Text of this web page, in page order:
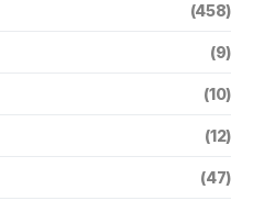
(458)
(9)
(10)
(12)
(47)